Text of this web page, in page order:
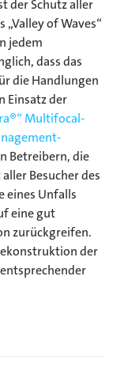
der Schutz aller
„Valley of Waves“
jedem
dass das
die Handlungen
Einsatz der
Multifocal-
Betreibern, die
Besucher des
eines Unfalls
eine gut
zurückgreifen.
der